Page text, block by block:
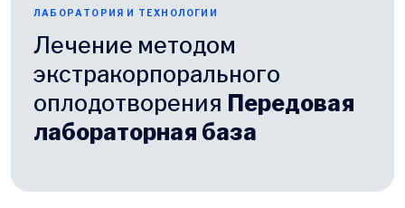
ЛАБОРАТОРИЯ И ТЕХНОЛОГИИ
Лечение методом
экстракорпорального
оплодотворения Передовая
лабораторная база